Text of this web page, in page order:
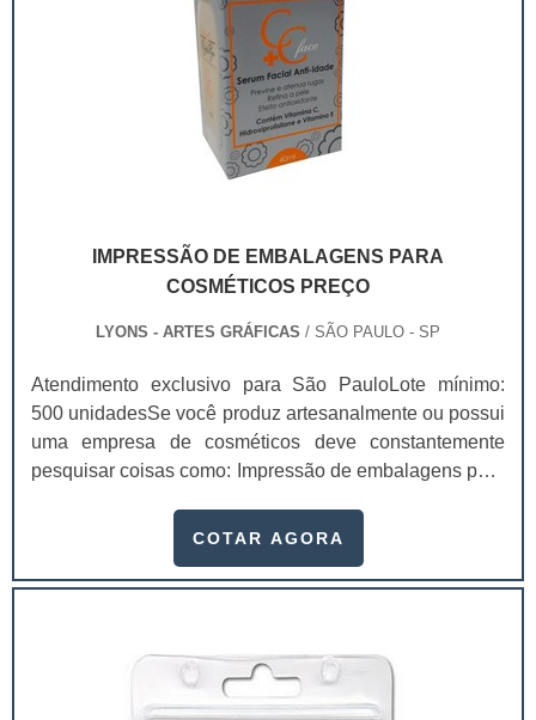
IMPRESSÃO DE EMBALAGENS PARA
COSMÉTICOS PREÇO
LYONS - ARTES GRÁFICAS / SÃO PAULO - SP
Atendimento exclusivo para São PauloLote mínimo:
500 unidadesSe você produz artesanalmente ou possui
uma empresa de cosméticos deve constantemente
pesquisar coisas como: Impressão de embalagens para
um investimento necessário para quem está no
extremamente competitivo, assim, as embalagens
COTAR AGORA